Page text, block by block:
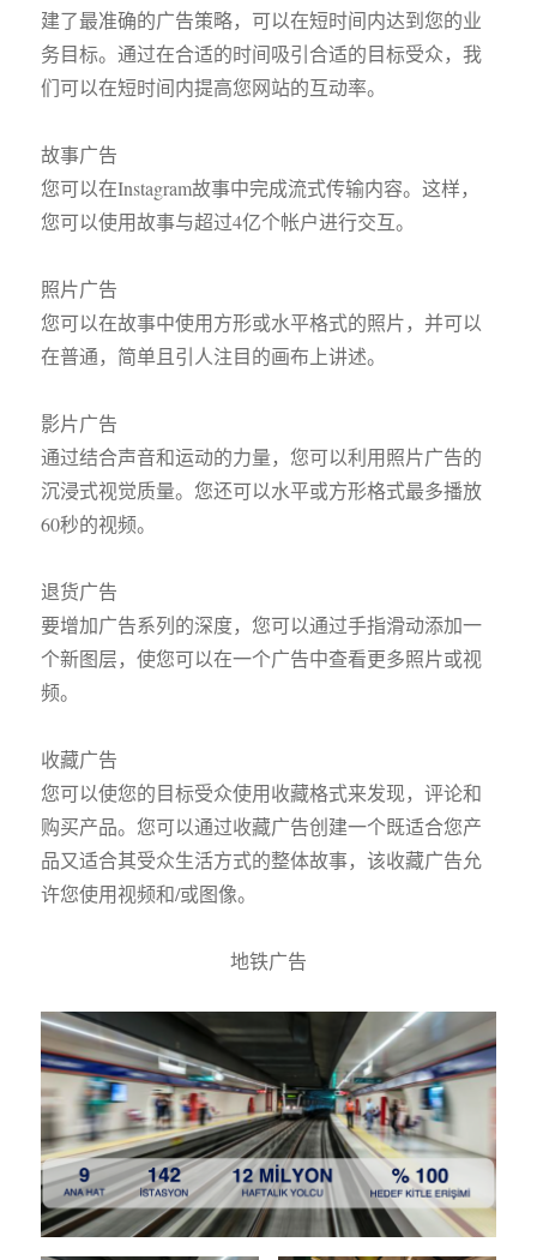
建了最准确的广告策略，可以在短时间内达到您的业
务目标。通过在合适的时间吸引合适的目标受众，我
们可以在短时间内提高您网站的互动率。
故事广告
您可以在Instagram故事中完成流式传输内容。这样，
您可以使用故事与超过4亿个帐户进行交互。
照片广告
您可以在故事中使用方形或水平格式的照片，并可以
在普通，简单且引人注目的画布上讲述。
影片广告
通过结合声音和运动的力量，您可以利用照片广告的
沉浸式视觉质量。您还可以水平或方形格式最多播放
60秒的视频。
退货广告
要增加广告系列的深度，您可以通过手指滑动添加一
个新图层，使您可以在一个广告中查看更多照片或视
频。
收藏广告
您可以使您的目标受众使用收藏格式来发现，评论和
购买产品。您可以通过收藏广告创建一个既适合您产
品又适合其受众生活方式的整体故事，该收藏广告允
许您使用视频和/或图像。
地铁广告